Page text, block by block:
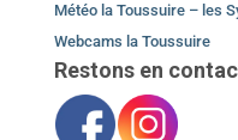
Météo la Toussuire – les
Webcams la Toussuire
Restons en